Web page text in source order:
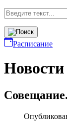
Расписание
Новости